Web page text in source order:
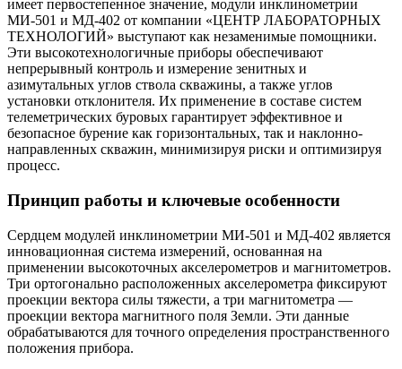
имеет первостепенное значение, модули инклинометрии
МИ-501 и МД-402 от компании «ЦЕНТР ЛАБОРАТОРНЫХ
ТЕХНОЛОГИЙ» выступают как незаменимые помощники.
Эти высокотехнологичные приборы обеспечивают
непрерывный контроль и измерение зенитных и
азимутальных углов ствола скважины, а также углов
установки отклонителя. Их применение в составе систем
телеметрических буровых гарантирует эффективное и
безопасное бурение как горизонтальных, так и наклонно-
направленных скважин, минимизируя риски и оптимизируя
процесс.
Принцип работы и ключевые особенности
Сердцем модулей инклинометрии МИ-501 и МД-402 является
инновационная система измерений, основанная на
применении высокоточных акселерометров и магнитометров.
Три ортогонально расположенных акселерометра фиксируют
проекции вектора силы тяжести, а три магнитометра —
проекции вектора магнитного поля Земли. Эти данные
обрабатываются для точного определения пространственного
положения прибора.